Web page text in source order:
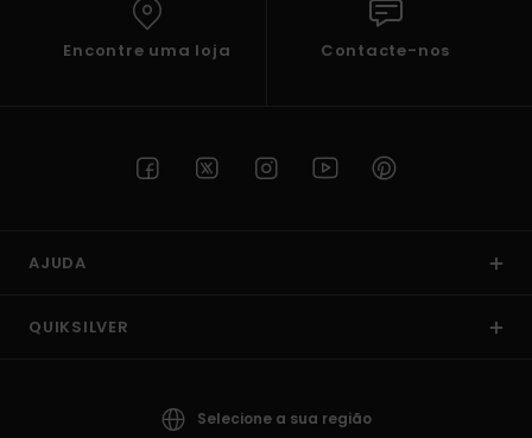
Encontre uma loja Contacte-nos
AJUDA
QUIKSILVER
Selecione a sua região